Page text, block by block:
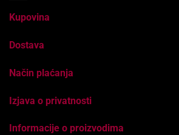
Kupovina
Dostava
Način plaćanja
Izjava o privatnosti
Informacije o proizvodima